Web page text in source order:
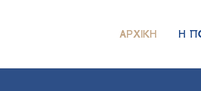
ΑΡΧΙΚΉ Η